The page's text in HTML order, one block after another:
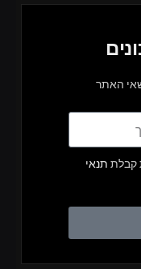
האתר
קבלת תנאי